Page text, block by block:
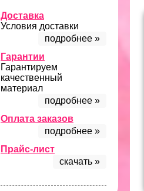
Доставка
Условия доставки
подробнее »
Гарантии
Гарантируем
качественный
материал
подробнее »
Оплата заказов
подробнее »
Прайс-лист
скачать »